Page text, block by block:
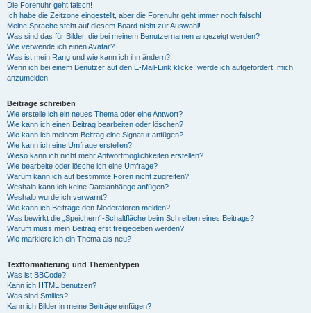
Die Forenuhr geht falsch!
Ich habe die Zeitzone eingestellt, aber die Forenuhr geht immer noch falsch!
Meine Sprache steht auf diesem Board nicht zur Auswahl!
Was sind das für Bilder, die bei meinem Benutzernamen angezeigt werden?
Wie verwende ich einen Avatar?
Was ist mein Rang und wie kann ich ihn ändern?
Wenn ich bei einem Benutzer auf den E-Mail-Link klicke, werde ich aufgefordert, mich
anzumelden.
Beiträge schreiben
Wie erstelle ich ein neues Thema oder eine Antwort?
Wie kann ich einen Beitrag bearbeiten oder löschen?
Wie kann ich meinem Beitrag eine Signatur anfügen?
Wie kann ich eine Umfrage erstellen?
Wieso kann ich nicht mehr Antwortmöglichkeiten erstellen?
Wie bearbeite oder lösche ich eine Umfrage?
Warum kann ich auf bestimmte Foren nicht zugreifen?
Weshalb kann ich keine Dateianhänge anfügen?
Weshalb wurde ich verwarnt?
Wie kann ich Beiträge den Moderatoren melden?
Was bewirkt die „Speichern“-Schaltfläche beim Schreiben eines Beitrags?
Warum muss mein Beitrag erst freigegeben werden?
Wie markiere ich ein Thema als neu?
Textformatierung und Thementypen
Was ist BBCode?
Kann ich HTML benutzen?
Was sind Smilies?
Kann ich Bilder in meine Beiträge einfügen?